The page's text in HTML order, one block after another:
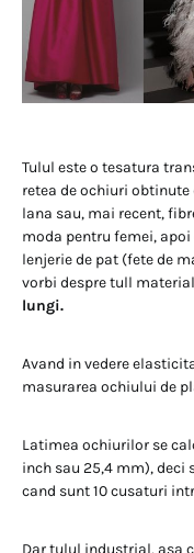
Tulul este o tesatura
retea de ochiuri
lana sau, mai recent,
moda pentru femei,
lenjerie de pat (fete de
vorbi despre tull
lungi.
Avand in vedere
masurarea ochiului de
Latimea ochiurilor se
inch sau 25,4 mm), deci
cand sunt 10 cusaturi
Dar tulul industrial, asa